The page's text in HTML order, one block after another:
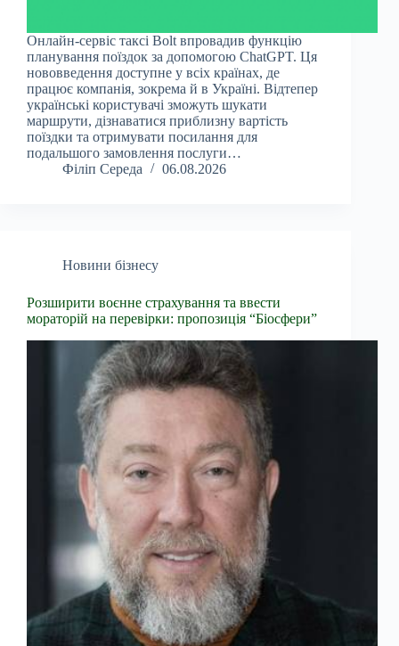
Онлайн-сервіс таксі Bolt впровадив функцію
планування поїздок за допомогою ChatGPT. Ця
нововведення доступне у всіх країнах, де
працює компанія, зокрема й в Україні. Відтепер
українські користувачі зможуть шукати
маршрути, дізнаватися приблизну вартість
поїздки та отримувати посилання для
подальшого замовлення послуги…
Філіп Середа
06.08.2026
Новини бізнесу
Розширити воєнне страхування та ввести
мораторій на перевірки: пропозиція “Біосфери”